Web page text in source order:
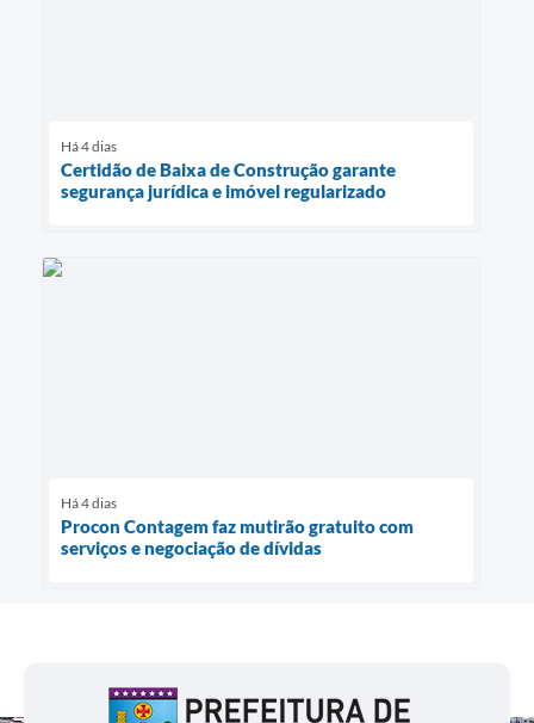
Há 4 dias
Certidão de Baixa de Construção garante
segurança jurídica e imóvel regularizado
Há 4 dias
Procon Contagem faz mutirão gratuito com
serviços e negociação de dívidas